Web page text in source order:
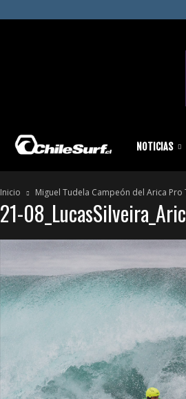
Chilesurf
|
Surf
News
Surf
NOTICIAS
Inicio Miguel Tudela Campeón del Arica Pro
21-